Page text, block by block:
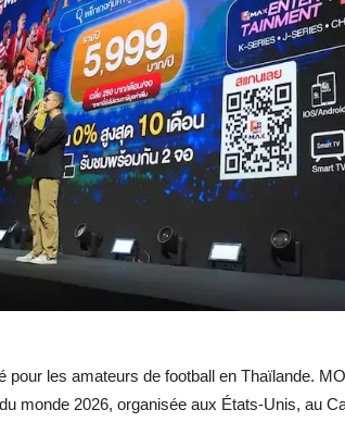
pour les amateurs de football en Thaïlande.
monde 2026, organisée aux États-Unis, au